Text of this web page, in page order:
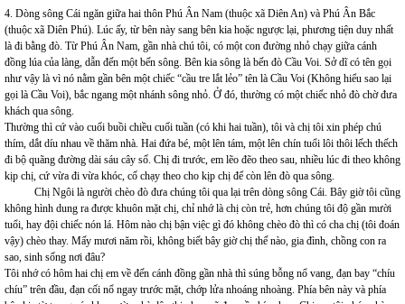
4. Dòng sông Cái ngăn giữa hai thôn Phú Ân Nam (thuộc xã Diên An) và Phú Ân Bắc
(thuộc xã Diên Phú). Lúc ấy, từ bên này sang bên kia hoặc ngược lại, phương tiện duy nhất
là đi bằng đò. Từ Phú Ân Nam, gần nhà chú tôi, có một con đường nhỏ chạy giữa cánh
đồng lúa của làng, dẫn đến một bến sông. Bên kia sông là bến đò Cầu Voi. Sở dĩ có tên gọi
như vậy là vì nó nằm gần bên một chiếc “cầu tre lắt lẻo” tên là Cầu Voi (Không hiểu sao lại
gọi là Cầu Voi), bắc ngang một nhánh sông nhỏ. Ở đó, thường có một chiếc nhỏ đò chờ đưa
khách qua sông.
Thường thì cứ vào cuối buồi chiều cuối tuần (có khi hai tuần), tôi và chị tôi xin phép chú
thím, dắt díu nhau về thăm nhà. Hai đứa bé, một lên tám, một lên chín tuổi lôi thôi lếch thếch
đi bộ quãng đường dài sáu cây số. Chị đi trước, em lẽo đẽo theo sau, nhiều lúc đi theo không
kịp chị, cứ vừa đi vừa khóc, cố chạy theo cho kịp chị để còn lên đò qua sông.
Chị Ngôi là người chèo đò đưa chúng tôi qua lại trên dòng sông Cái. Bây giờ tôi cũng
không hình dung ra được khuôn mặt chị, chỉ nhớ là chị còn trẻ, hơn chúng tôi độ gần mười
tuổi, hay đội chiếc nón lá. Hôm nào chị bận việc gì đó không chèo đò thì có cha chị (tôi đoán
vậy) chèo thay. Mấy mươi năm rồi, không biết bây giờ chị thế nào, gia đình, chồng con ra
sao, sinh sống nơi đâu?
Tôi nhớ có hôm hai chị em về đến cánh đồng gần nhà thì súng bỗng nổ vang, đạn bay “chíu
chíu” trên đầu, đạn cối nổ ngay trước mặt, chớp lửa nhoáng nhoàng. Phía bên này và phía